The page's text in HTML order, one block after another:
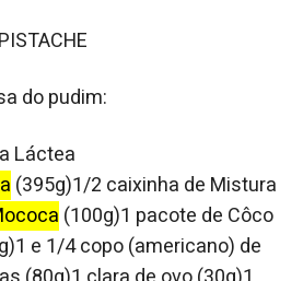
do pudim:
Láctea
(395g)1/2 caixinha de Mistura
(100g)1 pacote de Côco
e 1/4 copo (americano) de